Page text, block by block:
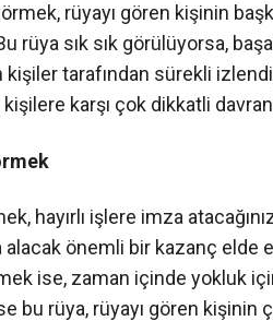
rüyayı gören kişinin
rüya sık sık görülüyorsa,
tarafından sürekli
karşı çok dikkatli
hayırlı işlere imza
önemli bir kazanç elde
ise, zaman içinde yokluk
bu rüya, rüyayı gören kişinin